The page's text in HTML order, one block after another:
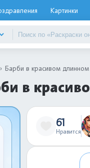
Картинки
Барби в красивом длинном
в
61
Нравится